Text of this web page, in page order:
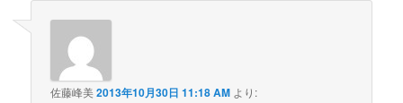
佐藤峰美2013年10月30日 11:18 AM より: